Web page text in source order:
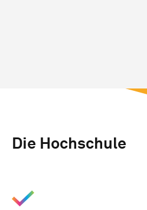
Die Hochschule